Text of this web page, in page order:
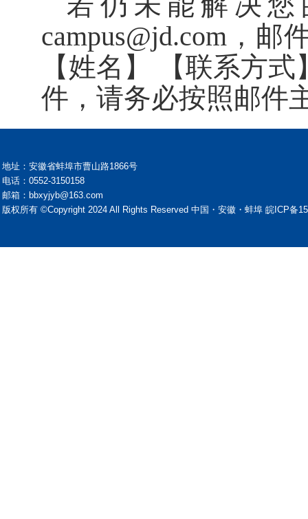
campus@jd.com ，邮
【姓名】 【联系方
件，请务必按照邮件
地址：安徽省蚌埠市曹山路1866号
电话：0552-3150158
邮箱：bbxyjyb@163.com
版权所有 ©Copyright 2024 All Rights Reserved 中国・安徽・蚌埠 皖ICP备